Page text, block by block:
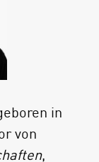
in
von
,